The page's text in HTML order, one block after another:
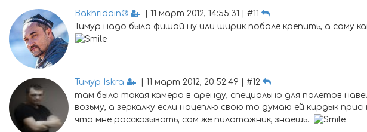
Bakhriddin®
| 11 март 2012, 14:55:31 | #11
Тимур надо было фишай ну или ширик поболе крепить, а саму
Тимур Iskra
| 11 март 2012, 20:52:49 | #12
там была такая камера в аренду, специально для полетов
возьму, а зеркалку если нацеплю свою то думаю ей кирдык
что мне рассказывать, сам же пилотажник, знаешь..